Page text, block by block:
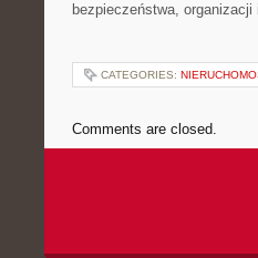
bezpieczeństwa,
CATEGORIES:
Comments are closed.